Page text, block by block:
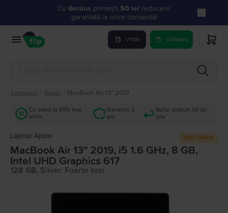
Cu Genius primești 50 lei reducere
garantată la orice comandă!
Vinde Cumpara
Laptopuri Apple MacBook Air 13″ 2019
Cu până la 40% mai
ieftin
Garanție 2
ani
Retur gratuit 30 de
zile
Laptop Apple Stoc limitat
MacBook Air 13″ 2019, i5 1.6 GHz, 8 GB,
Intel UHD Graphics 617
128 GB, Silver, Foarte bun